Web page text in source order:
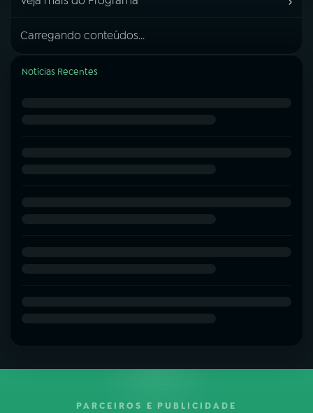
Carregando conteúdos...
Notícias Recentes
PARCEIROS E PUBLICIDADE